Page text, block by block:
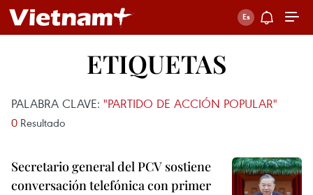
ETIQUETAS
PALABRA CLAVE: "PARTIDO DE ACCIÓN POPULAR"
0 Resultado
Secretario general del PCV sostiene
conversación telefónica con primer